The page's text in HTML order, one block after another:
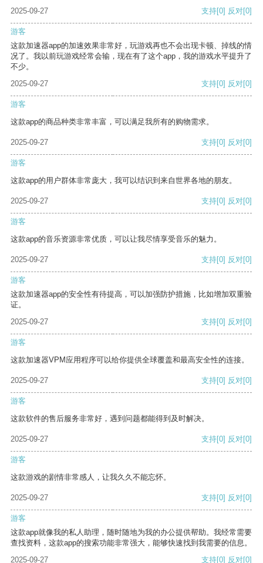
2025-09-27
支持[0] 反对[0]
游客
这款加速器app的加速效果非常好，玩游戏再也不会出现卡顿、掉线的情
况了。我以前玩游戏经常会输，现在有了这个app，我的游戏水平提升了
不少。
2025-09-27
支持[0] 反对[0]
游客
这款app的商品种类非常丰富，可以满足我所有的购物需求。
2025-09-27 支持[0] 反对[0]
游客
这款app的用户群体非常庞大，我可以结识到来自世界各地的朋友。
2025-09-27 支持[0] 反对[0]
游客
这款app的音乐资源非常优质，可以让我尽情享受音乐的魅力。
2025-09-27 支持[0] 反对[0]
游客
这款加速器app的安全性有待提高，可以加强防护措施，比如增加双重验
证。
2025-09-27
支持[0] 反对[0]
游客
这款加速器VPM应用程序可以给你提供全球覆盖和最高安全性的连接。
2025-09-27 支持[0] 反对[0]
游客
这款软件的售后服务非常好，遇到问题都能得到及时解决。
2025-09-27 支持[0] 反对[0]
游客
这款游戏的剧情非常感人，让我久久不能忘怀。
2025-09-27 支持[0] 反对[0]
游客
这款app就像我的私人助理，随时随地为我的办公提供帮助。我经常需要
查找资料，这款app的搜索功能非常强大，能够快速找到我需要的信息。
2025-09-27
支持[0] 反对[0]